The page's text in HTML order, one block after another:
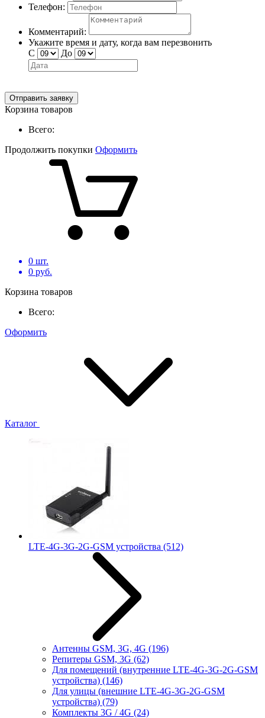
Телефон:
Комментарий:
Укажите время и дату, когда вам перезвонить
С
До
Отправить заявку
Корзина товаров
Всего:
Продолжить покупки Оформить
0 шт.
0 руб.
Корзина товаров
Всего:
Оформить
Каталог
LTE-4G-3G-2G-GSM устройства (512)
Антенны GSM, 3G, 4G (196)
Репитеры GSM, 3G (62)
Для помещений (внутренние LTE-4G-3G-2G-GSM
устройства) (146)
Для улицы (внешние LTE-4G-3G-2G-GSM
устройства) (79)
Комплекты 3G / 4G (24)